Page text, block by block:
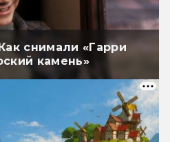
снимали «Гарри
камень»